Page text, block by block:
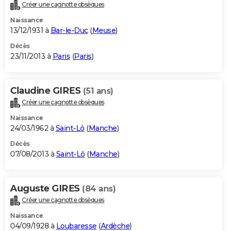
Créer une cagnotte obsèques
Naissance
13/12/1931 à Bar-le-Duc(Meuse)
Décès
23/11/2013 à Paris (Paris)
Claudine GIRES (51 ans)
Créer une cagnotte obsèques
Naissance
24/03/1962 à Saint-Lô (Manche)
Décès
07/08/2013 à Saint-Lô (Manche)
Auguste GIRES (84 ans)
Créer une cagnotte obsèques
Naissance
04/09/1928 à Loubaresse (Ardèche)